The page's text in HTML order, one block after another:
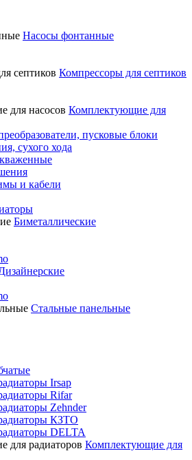
Насосы фонтанные
Компрессоры для септиков
Комплектующие для
пусковые блоки
сухого хода
и кабели
Биметаллические
Стальные панельные
Irsap
Rifar
Zehnder
КЗТО
DELTA
Комплектующие для